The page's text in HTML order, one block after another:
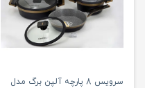
سرویس 8 پارچه آلپن برگ مدل